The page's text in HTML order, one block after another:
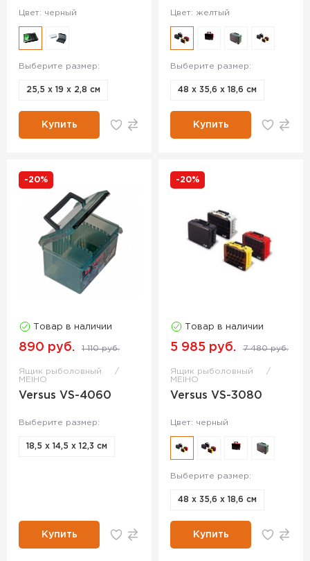
Цвет: черный
Выберите размер:
25,5 х 19 х 2,8 см
Купить
Цвет: желтый
Выберите размер:
48 х 35,6 х 18,6 см
Купить
-20%
Товар в наличии
890 руб. 1 110 руб.
Ящик рыболовный
MEIHO
Versus VS-4060
Выберите размер:
18,5 х 14,5 х 12,3 см
Купить
-20%
Товар в наличии
5 985 руб. 7 480 руб.
Ящик рыболовный
MEIHO
Versus VS-3080
Цвет: черный
Выберите размер:
48 х 35,6 х 18,6 см
Купить